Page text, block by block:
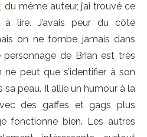
, du même auteur, j’ai trouvé ce
à lire. J’avais peur du côté
on ne tombe jamais dans
personnage de Brian est très
ne peut que s’identifier à son
peau. Il allie un humour à la
des gaffes et gags plus
fonctionne bien. Les autres